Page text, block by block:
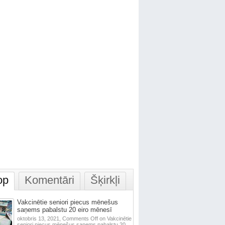
Komentāri Šķirkļi
Vakcinētie seniori piecus mēnešus
saņems pabalstu 20 eiro mēnesī
oktobris 13, 2021, Comments Offon Vakcinētie